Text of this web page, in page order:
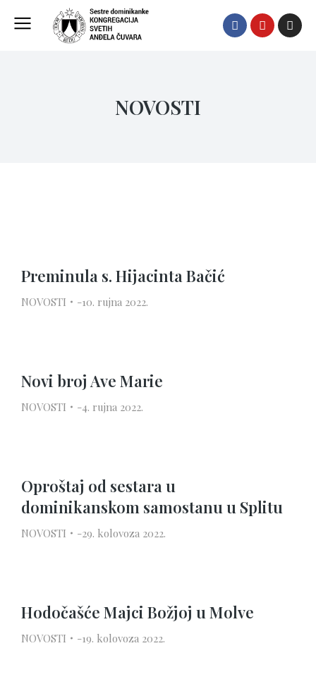
NOVOSTI
Preminula s. Hijacinta Bačić
NOVOSTI 10. rujna 2022.
Novi broj Ave Marie
NOVOSTI 4. rujna 2022.
Oproštaj od sestara u
dominikanskom samostanu u Splitu
NOVOSTI 29. kolovoza 2022.
Hodočašće Majci Božjoj u Molve
NOVOSTI 19. kolovoza 2022.